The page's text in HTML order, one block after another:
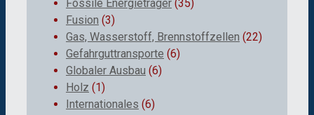
Fossile Energieträger (35)
Fusion (3)
Gas, Wasserstoff, Brennstoffzellen (22)
Gefahrguttransporte (6)
Globaler Ausbau (6)
Holz (1)
Internationales (6)